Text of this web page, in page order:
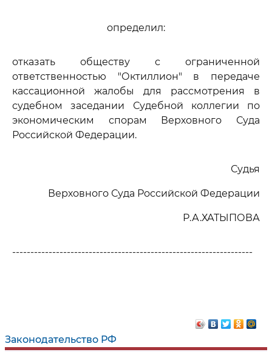
Законодательство РФ
определил:
отказать обществу с ограниченной
ответственностью "Октиллион" в передаче
кассационной жалобы для рассмотрения в
судебном заседании Судебной коллегии по
экономическим спорам Верховного Суда
Российской Федерации.
Судья
Верховного Суда Российской Федерации
Р.А.ХАТЫПОВА
------------------------------------------------------------------